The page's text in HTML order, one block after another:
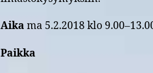
Aika ma 5.2.2018 klo
Paikka